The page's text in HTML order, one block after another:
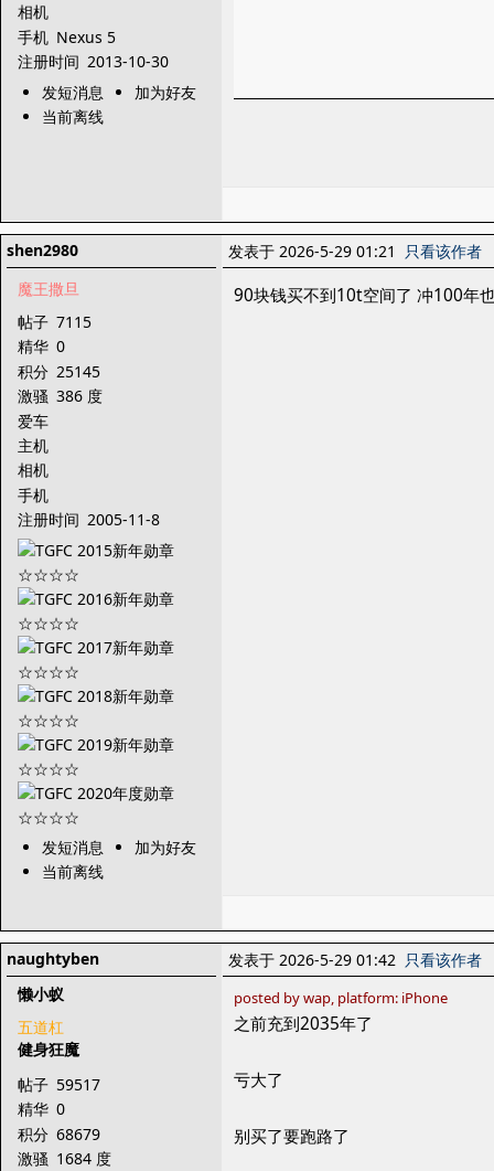
Dreamcast
相机
手机 Nexus 5
注册时间 2013-10-30
发短消息
加为好友
当前离线
shen2980
魔王撒旦
帖子 7115
精华 0
积分 25145
激骚 386 度
爱车
主机
相机
手机
注册时间 2005-11-8
发短消息
加为好友
当前离线
发表于 2026-5-29 01:21 只看该作者
90块钱买不到10t空间了 冲100年
naughtyben
懒小蚁
五道杠
健身狂魔
帖子 59517
精华 0
积分 68679
激骚 1684 度
发表于 2026-5-29 01:42 只看该作者
posted by wap, platform: iPhone
之前充到2035年了
亏大了
别买了要跑路了